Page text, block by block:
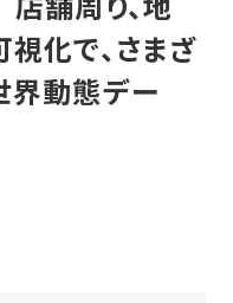
化で、さまざ
界動態デー